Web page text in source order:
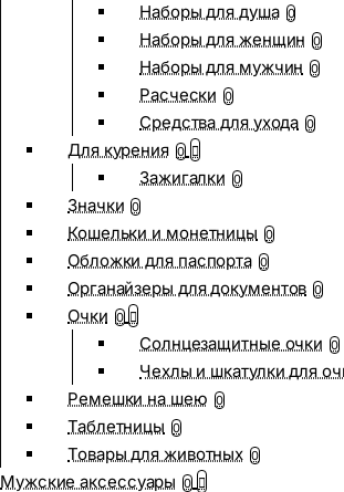
Наборы для душа 0
Наборы для женщин 0
Наборы для мужчин 0
Расчески 0
Средства для ухода 0
Для курения 0
Зажигалки 0
Значки 0
Кошельки и монетницы 0
Обложки для паспорта 0
Органайзеры для документов 0
Очки 0
Солнцезащитные очки 0
Чехлы и шкатулки для
Ремешки на шею 0
Таблетницы 0
Товары для животных 0
Мужские аксессуары 0